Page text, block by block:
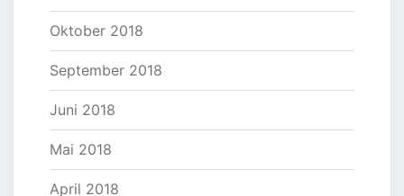
Oktober 2018
September 2018
Juni 2018
Mai 2018
April 2018